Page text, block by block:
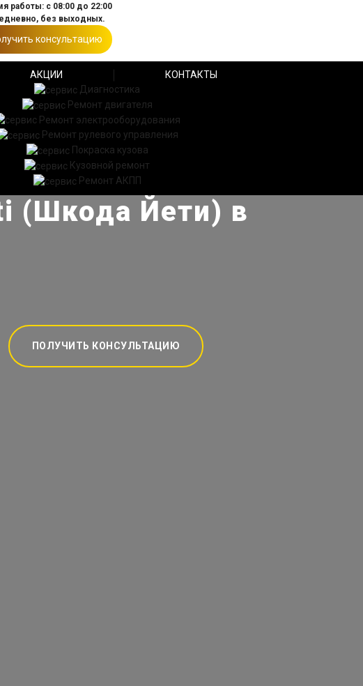
работы: с 08:00 до 22:00
без выходных.
консультацию
АКЦИИ
КОНТАКТЫ
Диагностика
Ремонт двигателя
Ремонт электрооборудования
Ремонт рулевого управления
Покраска кузова
Кузовной ремонт
Ремонт АКПП
(Шкода Йети) в
ПОЛУЧИТЬ КОНСУЛЬТАЦИЮ